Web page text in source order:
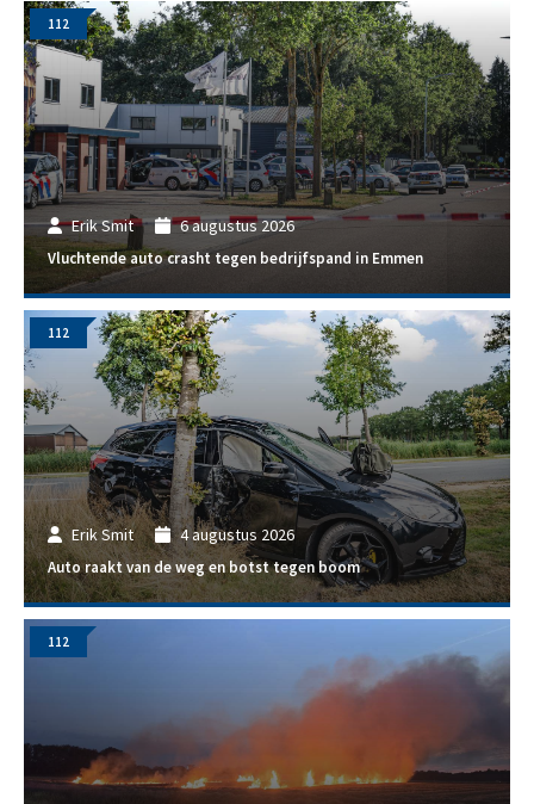
Erik Smit 6 augustus 2026
Vluchtende auto crasht tegen bedrijfspand in Emmen
112
Erik Smit 4 augustus 2026
Auto raakt van de weg en botst tegen boom
112
112